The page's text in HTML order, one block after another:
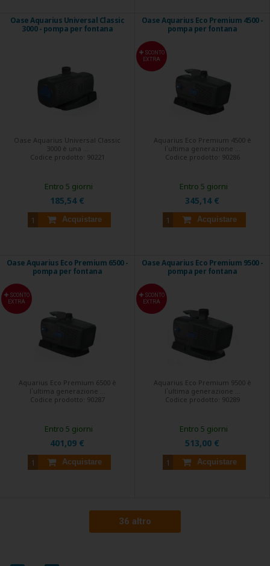
Oase Aquarius Universal Classic
3000 - pompa per fontana
Oase Aquarius Universal Classic
3000 è una ...
Codice prodotto: 90221
185,54 €
Acquistare
Entro 5 giorni
Oase Aquarius Eco Premium 4500 -
pompa per fontana
SCONTO
EXTRA
Aquarius Eco Premium 4500 è
l`ultima generazione ...
Codice prodotto: 90286
345,14 €
Acquistare
Entro 5 giorni
Oase Aquarius Eco Premium 6500 -
pompa per fontana
SCONTO
EXTRA
Aquarius Eco Premium 6500 è
l`ultima generazione ...
Codice prodotto: 90287
401,09 €
Acquistare
Entro 5 giorni
Oase Aquarius Eco Premium 9500 -
pompa per fontana
SCONTO
EXTRA
Aquarius Eco Premium 9500 è
l`ultima generazione ...
Codice prodotto: 90289
513,00 €
Acquistare
Entro 5 giorni
36 altro